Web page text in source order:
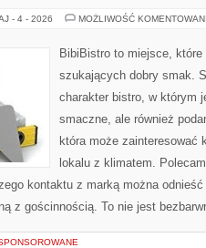
- 4 - 2026 MOŻLIWOŚĆ
BibiBistro to miejsce,
szukających dobry smak.
charakter bistro, w którym
smaczne, ale również
która może zainteresować
lokalu z klimatem.
kontaktu z marką można
z gościnnością. To nie jest